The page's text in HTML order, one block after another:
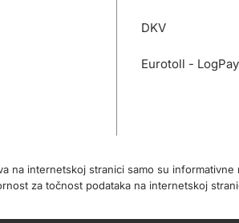
DKV
Eurotoll - LogPay
na internetskoj stranici samo su
za točnost podataka na internetskoj